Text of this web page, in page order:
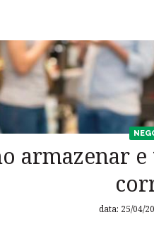
armazenar
data: 25/04/